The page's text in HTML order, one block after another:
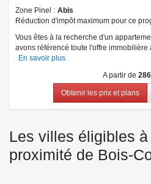
Zone Pinel
Abis
Réduction d'impôt maximum pour ce
Vous êtes à la recherche d'un
avons référencé toute l'offre immobilière
En savoir plus
A partir de
Obtenir les prix et plans
Les villes éligibles
proximité de Bois-